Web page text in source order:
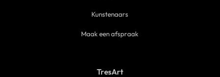
Kunstenaars
Maak een afspraak
TresArt